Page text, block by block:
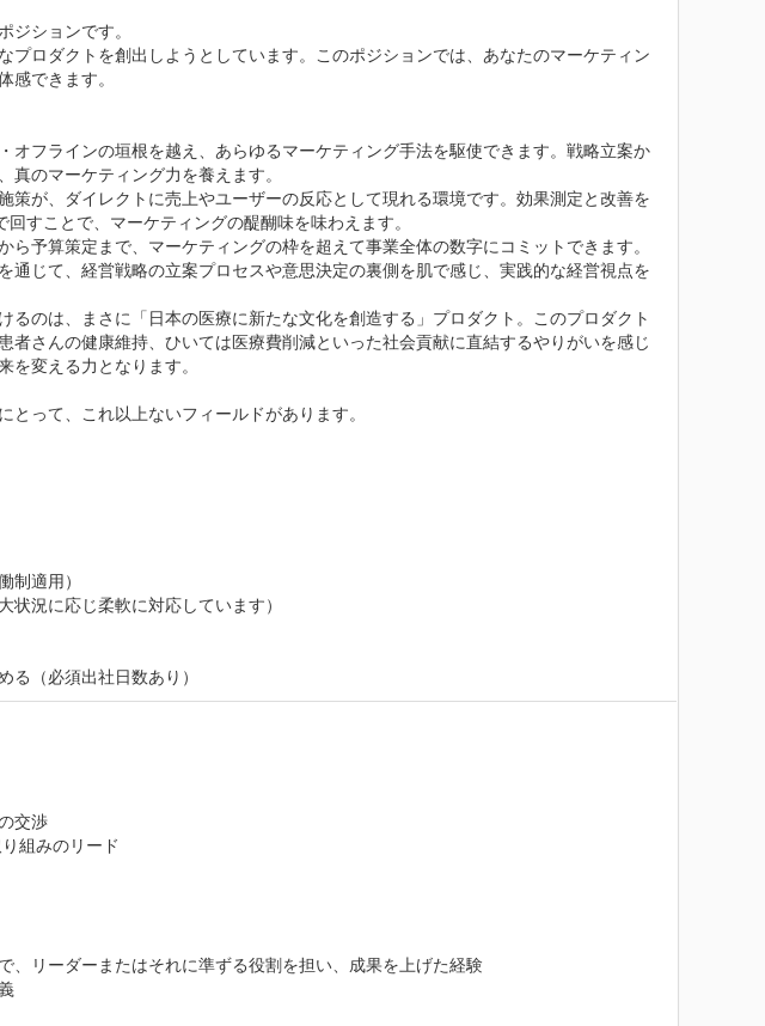
ジションです。
プロダクトを創出しようとしています。このポジションでは、あなたのマーケティン
感できます。
オフラインの垣根を越え、あらゆるマーケティング手法を駆使できます。戦略立案か
真のマーケティング力を養えます。
策が、ダイレクトに売上やユーザーの反応として現れる環境です。効果測定と改善を
すことで、マーケティングの醍醐味を味わえます。
ら予算策定まで、マーケティングの枠を超えて事業全体の数字にコミットできます。
通じて、経営戦略の立案プロセスや意思決定の裏側を肌で感じ、実践的な経営視点を
るのは、まさに「日本の医療に新たな文化を創造する」プロダクト。このプロダクト
者さんの健康維持、ひいては医療費削減といった社会貢献に直結するやりがいを感じ
を変える力となります。
って、これ以上ないフィールドがあります。
制適用）
況に応じ柔軟に対応しています）
る（必須出社日数あり）
交渉
組みのリード
、リーダーまたはそれに準ずる役割を担い、成果を上げた経験